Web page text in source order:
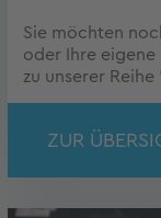
Sie möchten
oder Ihre eigene
zu unserer Reihe
ZUR